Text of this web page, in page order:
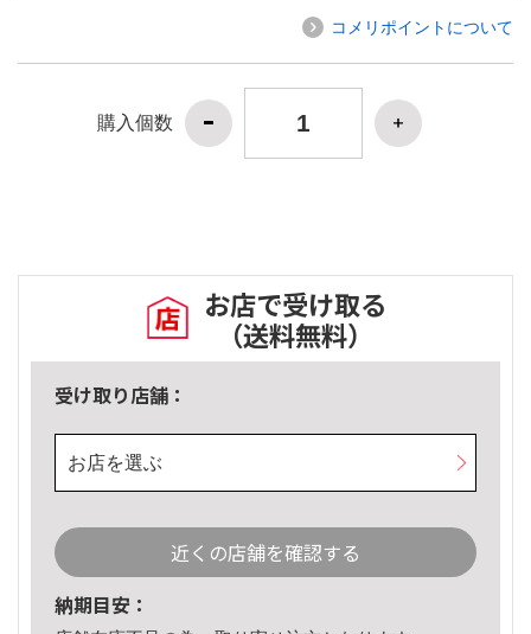
コメリポイントについて
購入個数
お店で受け取る
（送料無料）
受け取り店舗：
お店を選ぶ
近くの店舗を確認する
納期目安：